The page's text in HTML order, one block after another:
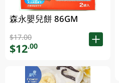
森永嬰兒餅 86GM
$17.00
$12.00